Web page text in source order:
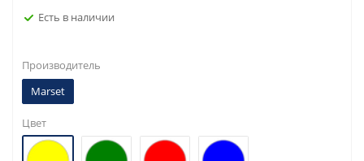
Есть в наличии
Производитель
Marset
Цвет